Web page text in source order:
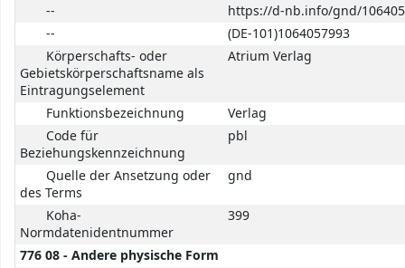
--
https://d-nb.info/gnd/
--
(DE-101)1064057993
Körperschafts- oder
Gebietskörperschaftsname als
Eintragungselement
Atrium Verlag
Funktionsbezeichnung
Verlag
Code für
Beziehungskennzeichnung
pbl
Quelle der Ansetzung oder
des Terms
gnd
Koha-
Normdatenidentnummer
399
776 08 - Andere physische Form